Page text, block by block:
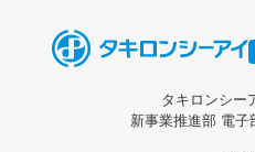
タキロンシー
新事業推進部 電子